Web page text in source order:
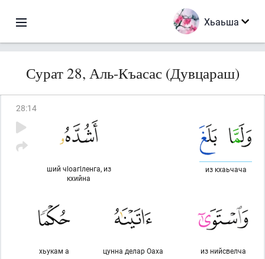
Хьаьша
Сурат 28, Аль-Къасас (Дувцараш)
28:14
из кхаьчача
ший чlоагlленга, из
кхийна
из нийсвелча
цунна делар Оаха
хьукам а